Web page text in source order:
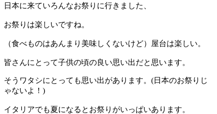
日本に来ていろんなお祭りに行きました、
お祭りは楽しいですね。
（食べものはあんまり美味しくないけど）屋台は楽しい。
皆さんにとって子供の頃の良い思い出だと思います。
そうワタシにとっても思い出があります。(日本のお祭りじ
ゃないよ！)
イタリアでも夏になるとお祭りがいっぱいあります。